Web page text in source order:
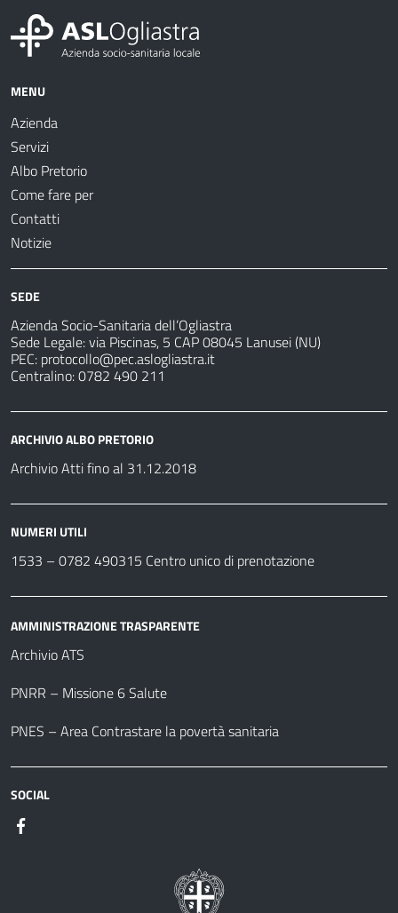
MENU
Azienda
Servizi
Albo Pretorio
Come fare per
Contatti
Notizie
SEDE
Azienda Socio-Sanitaria dell’Ogliastra
Sede Legale: via Piscinas, 5 CAP 08045 Lanusei (NU)
PEC: protocollo@pec.aslogliastra.it
Centralino: 0782 490 211
ARCHIVIO ALBO PRETORIO
Archivio Atti fino al 31.12.2018
NUMERI UTILI
1533 – 0782 490315 Centro unico di prenotazione
AMMINISTRAZIONE TRASPARENTE
Archivio ATS
PNRR – Missione 6 Salute
PNES – Area Contrastare la povertà sanitaria
SOCIAL